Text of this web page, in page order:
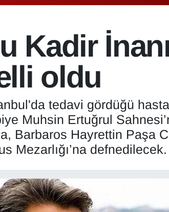
Kadir
oldu
tedavi gördüğü
Muhsin Ertuğrul
Barbaros Hayrettin Paşa
Mezarlığı’na defnedilecek.